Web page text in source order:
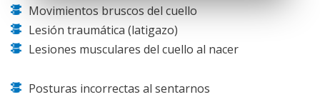
Movimientos bruscos del cuello
Lesión traumática (latigazo)
Lesiones musculares del cuello al nacer
Posturas incorrectas al sentarnos